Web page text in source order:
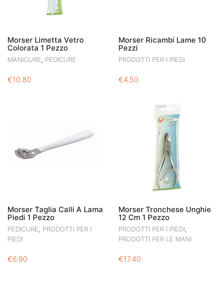
Morser Limetta Vetro
Colorata 1 Pezzo
MANICURE, PEDICURE
€10.80
Morser Ricambi Lame 10
Pezzi
PRODOTTI PER I PIEDI
€4.50
Morser Taglia Calli A Lama
Piedi 1 Pezzo
PEDICURE, PRODOTTI PER I
PIEDI
€6.90
Morser Tronchese Unghie
12 Cm 1 Pezzo
PRODOTTI PER I PIEDI,
PRODOTTI PER LE MANI
€17.40